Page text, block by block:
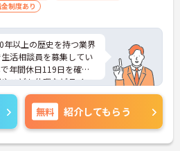
制度あり
以上の歴史を持つ業界
活相談員を募集してい
年間休日119日を確保
こども休暇などライフ
可能です。処遇改善手
万円の賞与に加え配偶
当をご用意しています。
祝い金や宿泊費補助な
度も充実しています。
無料 紹介してもらう